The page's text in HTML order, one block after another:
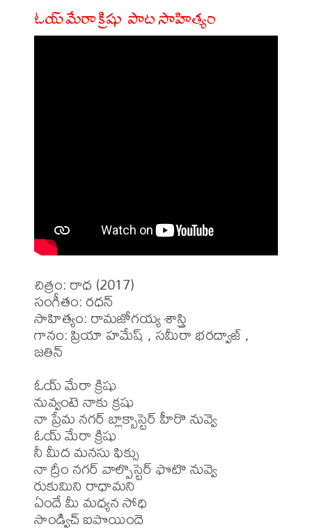
ఓయ్ మేరా క్రిషు పాట సాహిత్యం
చిత్రం: రాధ (2017)
సంగీతం: రధన్
సాహిత్యం: రామజోగయ్య శాస్త్రి
గానం: ప్రియా హమేష్ , సమీరా భరద్వాజ్ ,
జతిన్
ఓయ్ మేరా క్రిషు
నువ్వంటె నాకు క్రషు
నా ప్రేమ నగర్ బ్లాక్బాస్టెర్ హీరొ నువ్వె
ఓయ్ మేరా క్రిషు
నీ మీద మనసు ఫిక్సు
నా ద్రీం నగర్ వాల్పొస్టెర్ ఫొటొ నువ్వె
రుకుమిని రాధామని
ఏందే మీ మధ్యన సోధి
సాండ్విచ్ ఐపొయిందె